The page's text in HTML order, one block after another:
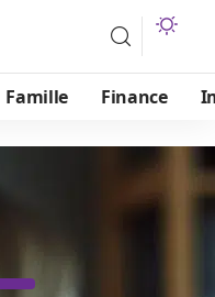
Famille Finance